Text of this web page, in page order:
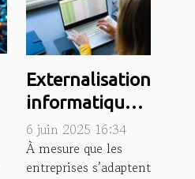
Externalisation
informatique :
quand la saisie
devient un
levier de
6 juin 2025 16:34
À mesure que les
entreprises s’adaptent